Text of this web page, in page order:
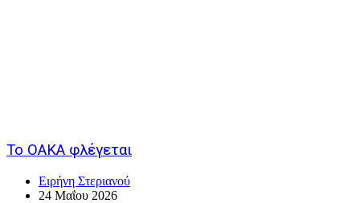
Το ΟΑΚΑ φλέγεται
Ειρήνη Στεριανού
24 Μαΐου 2026